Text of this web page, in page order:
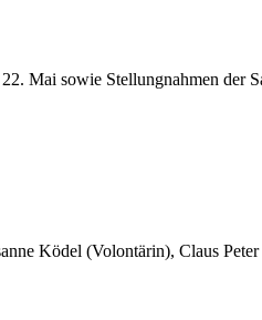
Mai sowie Stellungnahmen der
Ködel (Volontärin), Claus